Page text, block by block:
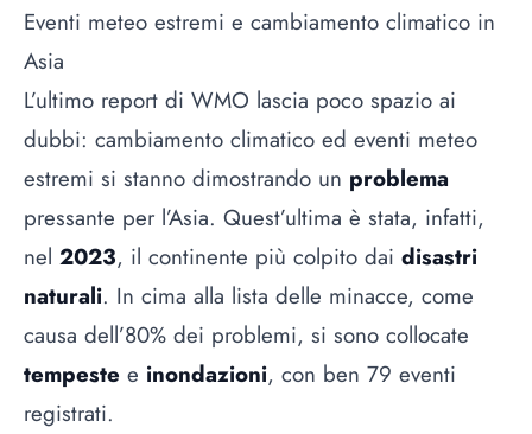
Eventi meteo estremi e cambiamento climatico in
Asia
L’ultimo report di WMO lascia poco spazio ai
dubbi: cambiamento climatico ed eventi meteo
estremi si stanno dimostrando un problema
pressante per l’Asia. Quest’ultima è stata, infatti,
nel 2023, il continente più colpito dai disastri
naturali. In cima alla lista delle minacce, come
causa dell’80% dei problemi, si sono collocate
tempeste e inondazioni, con ben 79 eventi
registrati.